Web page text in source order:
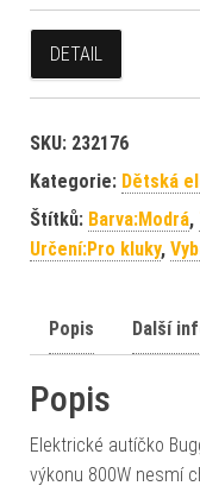
DETAIL
SKU: 232176
Kategorie: Dětská
Štítků: Barva:Modrá,
Určení:Pro kluky,
Popis Další
Popis
Elektrické autíčko
výkonu 800W nesmí